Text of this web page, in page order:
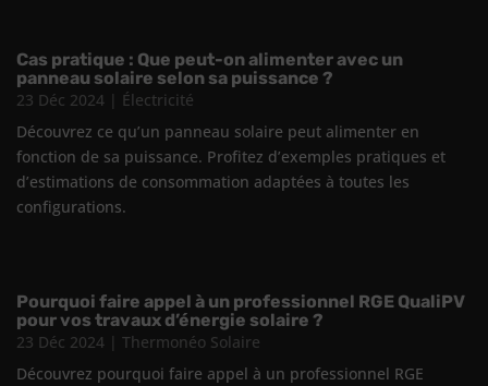
Cas pratique : Que peut-on alimenter avec un
panneau solaire selon sa puissance ?
23 Déc 2024 | Électricité
Découvrez ce qu’un panneau solaire peut alimenter en
fonction de sa puissance. Profitez d’exemples pratiques et
d’estimations de consommation adaptées à toutes les
configurations.
Pourquoi faire appel à un professionnel RGE QualiPV
pour vos travaux d’énergie solaire ?
23 Déc 2024 | Thermonéo Solaire
Découvrez pourquoi faire appel à un professionnel RGE